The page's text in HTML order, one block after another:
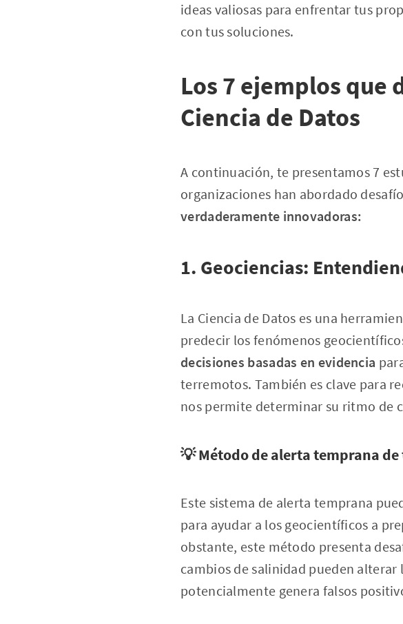
ideas valiosas para enfrentar tus
con tus soluciones.
Los 7 ejemplos que
Ciencia de Datos
A continuación, te presentamos 7
organizaciones han abordado
verdaderamente innovadoras:
1. Geociencias:
La Ciencia de Datos es una
predecir los fenómenos
decisiones basadas en evidencia
terremotos. También es clave para
nos permite determinar su ritmo de
💡 Método de alerta temprana
Este sistema de alerta temprana
para ayudar a los geocientíficos a
obstante, este método presenta
cambios de salinidad pueden alterar
potencialmente genera falsos